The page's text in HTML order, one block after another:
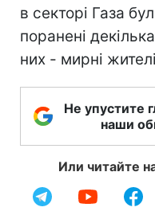
в секторі Газа
поранені
них - мирні
Не упустите
наши
Или читайте